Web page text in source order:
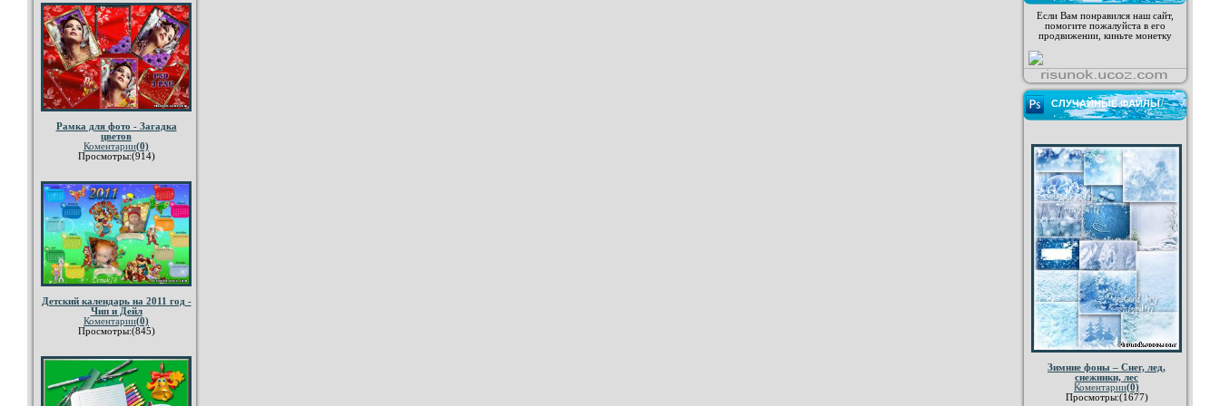
Рамка для фото - Загадка
цветов
Коментарии(0)
Просмотры:(914)
Детский календарь на 2011 год -
Чип и Дейл
Коментарии(0)
Просмотры:(845)
Если Вам понравился наш сайт,
помогите пожалуйста в его
продвижении, киньте монетку
СЛУЧАЙНЫЕ ФАЙЛЫ
Зимние фоны – Снег, лед,
снежинки, лес
Коментарии(0)
Просмотры:(1677)